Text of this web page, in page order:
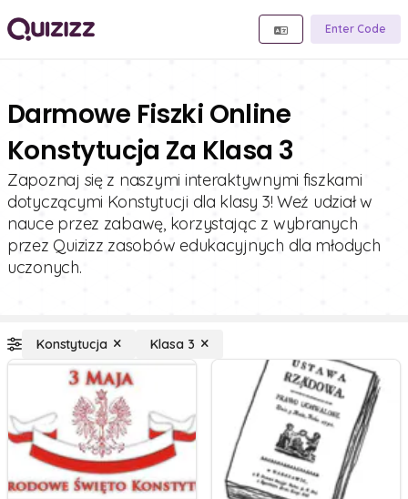
Enter Code
Darmowe Fiszki Online
Konstytucja Za Klasa 3
Zapoznaj się z naszymi interaktywnymi fiszkami
dotyczącymi Konstytucji dla klasy 3! Weź udział w
nauce przez zabawę, korzystając z wybranych
przez Quizizz zasobów edukacyjnych dla młodych
uczonych.
Konstytucja Klasa 3